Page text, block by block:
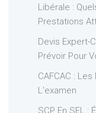
Libérale :
Prestations
Devis Expert-
Prévoir Pour
CAFCAC :
L’examen
SCP En SEL :